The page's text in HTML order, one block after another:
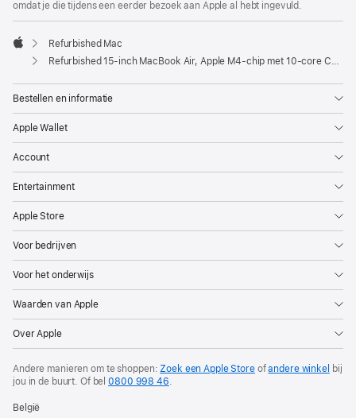
omdat je die tijdens een eerder bezoek aan Apple al hebt ingevuld.
Apple
Refurbished Mac
Refurbished 15-inch MacBook Air, Apple M4-chip met 10‑core CPU en 10‑core GPU, middernacht
Bestellen en informatie
Apple Wallet
Account
Entertainment
Apple Store
Voor bedrijven
Voor het onderwijs
Waarden van Apple
Over Apple
Andere manieren om te shoppen: Zoek een Apple Storeofandere winkel bij
jou in de buurt. Of bel0800 998 46
België